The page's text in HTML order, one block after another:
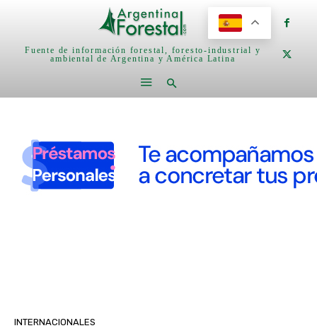
Fuente de información forestal, foresto-industrial y
ambiental de Argentina y América Latina
INTERNACIONALES